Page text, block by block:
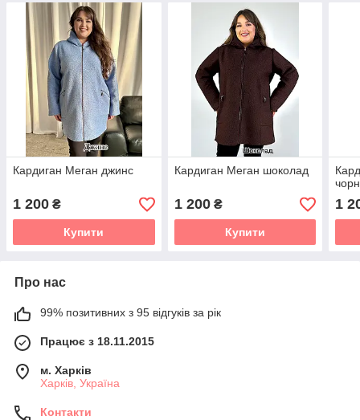
Кардиган Меган джинс
1 200 ₴
Купити
Кардиган Меган шоколад
1 200₴
Купити
1
Про нас
99% позитивних з 95 відгуків за рік
Працює з 18.11.2015
м. Харків
Харків, Україна
Контакти